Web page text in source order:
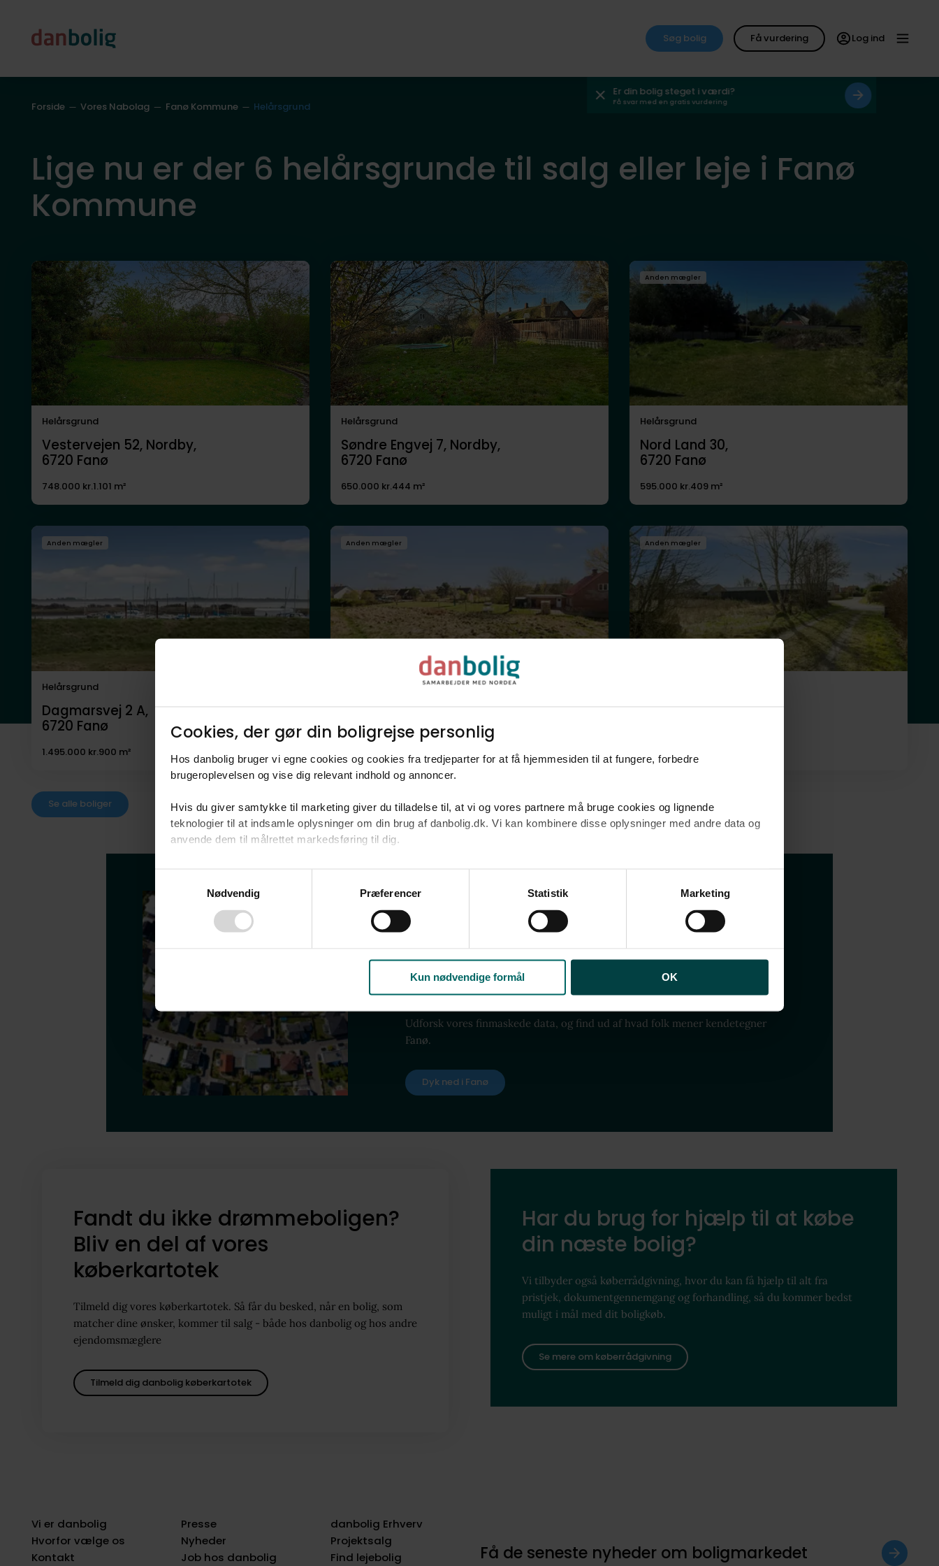
Cookies, der gør din boligrejse personlig​
Hos danbolig bruger vi egne cookies og cookies fra tredjeparter for at få hjemmesiden til at fungere, forbedre
brugeroplevelsen og vise dig relevant indhold og annoncer.​
Hvis du giver samtykke til marketing giver du tilladelse til, at vi og vores partnere må bruge cookies og lignende
teknologier til at indsamle oplysninger om din brug af danbolig.dk. Vi kan kombinere disse oplysninger med andre data og
anvende dem til målrettet markedsføring til dig.​
Ved at klikke på ”OK” giver du samtykke til alle formål. Du kan til enhver tid læse mere om brugen af cookies samt
tilbagekalde dit samtykke ved at følge linket til vores
. Oplysninger om behandling af personoplysninger
Selection
Nødvendig Præferencer Statistik Marketing
Kun nødvendige formål OK
Søg bolig Få vurdering Log ind
Er din bolig steget i værdi?
Få svar med en gratis vurdering
Forside Vores Nabolag Fanø Kommune Helårsgrund
Lige nu er der 6 helårsgrunde til salg eller leje i Fanø
Kommune
Helårsgrund
Vestervejen 52, Nordby,
6720 Fanø
748.000 kr.1.101 m²
Helårsgrund
Søndre Engvej 7, Nordby,
6720 Fanø
650.000 kr.444 m²
Anden mægler
Helårsgrund
Nord Land 30,
6720 Fanø
595.000 kr.409 m²
Anden mægler
Helårsgrund
Dagmarsvej 2 A,
6720 Fanø
1.495.000 kr.900 m²
Anden mægler
6720Fanø
Anden mægler
Se alle boliger
Bliv klogere på dine
nye naboer og dit nye
nabolag
Udforsk vores finmaskede data, og find ud af hvad folk mener kendetegner
Fanø.
Dyk ned i Fanø
Fandt du ikke drømmeboligen?
Bliv en del af vores
køberkartotek
Tilmeld dig vores køberkartotek. Så får du besked, når en bolig, som
matcher dine ønsker, kommer til salg - både hos danbolig og hos andre
ejendomsmæglere
Tilmeld dig danbolig køberkartotek
Har du brug for hjælp til at købe
din næste bolig?
Vi tilbyder også køberrådgivning, hvor du kan få hjælp til alt fra
pristjek, dokumentgennemgang og forhandling, så du kommer bedst
muligt i mål med dit boligkøb.
Se mere om køberrådgivning
Få de seneste nyheder om boligmarkedet
Vi er danbolig
Hvorfor vælge os
Kontakt
Presse
Nyheder
Job hos danbolig
danbolig Erhverv
Projektsalg
Find lejebolig